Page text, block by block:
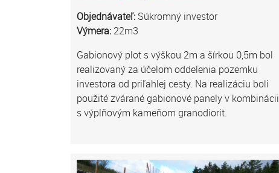
Objednávateľ: Súkromný investor
Výmera: 22m3
Gabionový plot s výškou 2m a šírkou 0,5m bol
realizovaný za účelom oddelenia pozemku
investora od priľahlej cesty. Na realizáciu boli
použité zvárané gabionové panely v kombinácii
s výplňovým kameňom granodiorit.